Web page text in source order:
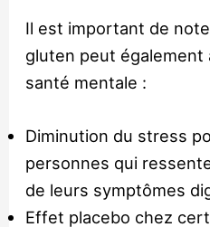
Il est important de
gluten peut également
santé mentale :
Diminution du stress
personnes qui
de leurs symptômes
Effet placebo chez